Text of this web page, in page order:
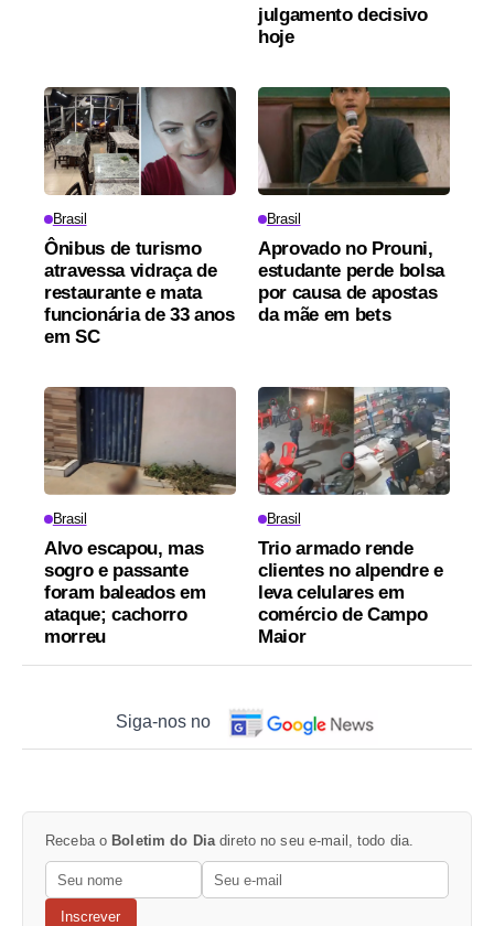
julgamento decisivo
hoje
Brasil
Ônibus de turismo
atravessa vidraça de
restaurante e mata
funcionária de 33 anos
em SC
Brasil
Aprovado no Prouni,
estudante perde bolsa
por causa de apostas
da mãe em bets
Brasil
Alvo escapou, mas
sogro e passante
foram baleados em
ataque; cachorro
morreu
Brasil
Trio armado rende
clientes no alpendre e
leva celulares em
comércio de Campo
Maior
Siga-nos no
Receba o Boletim do Dia direto no seu e-mail, todo dia.
Inscrever